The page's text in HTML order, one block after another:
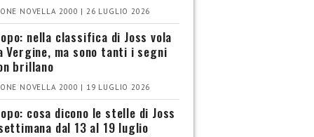
NOVELLA 2000 | 26 LUGLIO 2026
nella classifica di Joss vola
Vergine, ma sono tanti i segni
brillano
NOVELLA 2000 | 19 LUGLIO 2026
cosa dicono le stelle di Joss
dal 13 al 19 luglio